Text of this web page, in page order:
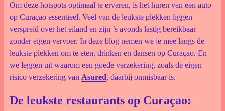
Om deze hotspots optimaal te ervaren, is het huren van een auto
op Curaçao essentieel. Veel van de leukste plekken liggen
verspreid over het eiland en zijn ’s avonds lastig bereikbaar
zonder eigen vervoer. In deze blog nemen we je mee langs de
leukste plekken om te eten, drinken en dansen op Curaçao. En
we leggen uit waarom een goede verzekering, zoals de eigen
risico verzekering van Asured, daarbij onmisbaar is.
De leukste restaurants op Curaçao: